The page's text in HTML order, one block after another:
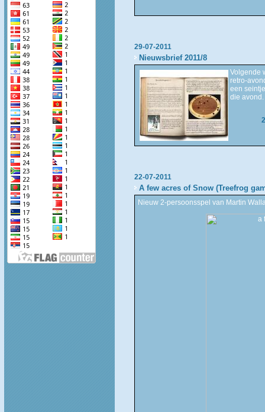
29-07-2011
Nieuwsbrief 2011/8
Volgende
retro-
een
die
22-07-2011
A few acres of Snow (Treefrog
Nieuw 2-persoonsspel van Martin